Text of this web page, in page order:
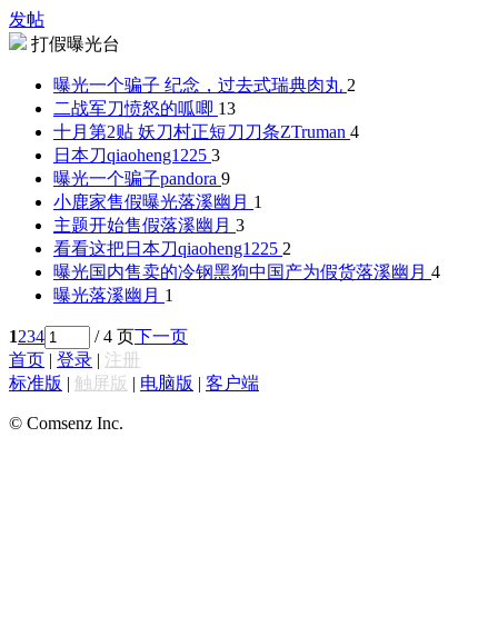
发帖
打假曝光台
曝光一个骗子 纪念，过去式瑞典肉丸 2
二战军刀愤怒的呱唧 13
十月第2贴 妖刀村正短刀刀条ZTruman 4
日本刀qiaoheng1225 3
曝光一个骗子pandora 9
小鹿家售假曝光落溪幽月 1
主题开始售假落溪幽月 3
看看这把日本刀qiaoheng1225 2
曝光国内售卖的冷钢黑狗中国产为假货落溪幽月 4
曝光落溪幽月 1
1234 / 4 页下一页
首页 | 登录 | 注册
标准版 | 触屏版 | 电脑版 | 客户端
© Comsenz Inc.